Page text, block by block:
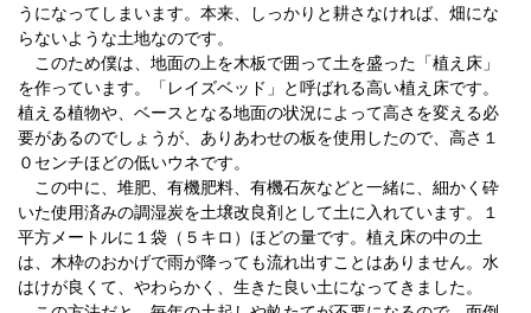
うになってしまいます。本来、しっかりと耕さなければ、畑にな
らないような土地なのです。
このため僕は、地面の上を木板で囲って土を盛った「植え床」
を作っています。「レイズベッド」と呼ばれる高い植え床です。
植える植物や、ベースとなる地面の状況によって高さを変える必
要があるのでしょうが、ありあわせの板を使用したので、高さ１
０センチほどの低いウネです。
この中に、堆肥、有機肥料、有機石灰などと一緒に、細かく砕
いた使用済みの調湿炭を土壌改良剤として土に入れています。１
平方メートルに１袋（５キロ）ほどの量です。植え床の中の土
は、木枠のおかげで雨が降っても流れ出すことはありません。水
はけが良くて、やわらかく、生きた良い土になってきました。